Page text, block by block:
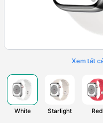
Xem tất
White Starlight Red